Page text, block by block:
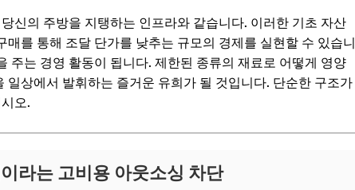
신의 주방을 지탱하는 인프라와 같습니다. 이러한 기초 자산
를 통해 조달 단가를 낮추는 규모의 경제를 실현할 수 있습니
주는 경영 활동이 됩니다. 제한된 종류의 재료로 어떻게 영양
상에서 발휘하는 즐거운 유희가 될 것입니다. 단순한 구조가
오.
라는 고비용 아웃소싱 차단